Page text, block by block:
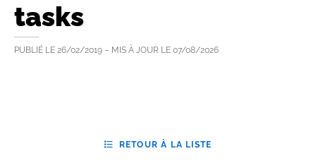
tasks
PUBLIÉ LE 26/02/2019 – MIS À JOUR LE 07/08/2026
RETOUR À LA LISTE